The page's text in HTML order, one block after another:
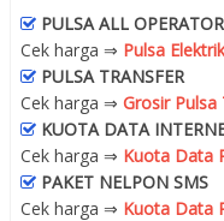
PULSA ALL OPERATOR
Cek harga ⇒ Pulsa
PULSA TRANSFER
Cek harga ⇒ Grosir
KUOTA DATA
Cek harga ⇒ Kuota Data
PAKET NELPON SMS
Cek harga ⇒ Kuota Data